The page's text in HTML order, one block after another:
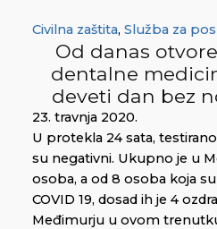
Civilna zaštita, Služba za
Od danas
dentalne
deveti dan bez
23. travnja 2020.
U protekla 24 sata, testirano
su negativni. Ukupno je u
osoba, a od 8 osoba koja
COVID 19, dosad ih je 4
Međimurju u ovom